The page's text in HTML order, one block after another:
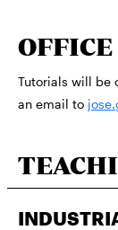
Tutorials will be
an email to